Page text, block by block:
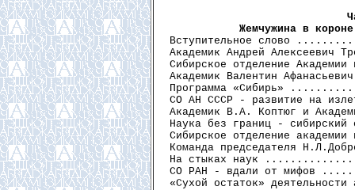
Жемчужина в
Вступительное
Академик Андрей
Сибирское отделение
Академик Валентин
Программа «Сибирь»
СО АН СССР - развитие
Академик В.А. Коптюг и
Наука без границ -
Сибирское отделение
Команда председателя
На стыках наук
СО РАН - вдали от
«Сухой остаток»